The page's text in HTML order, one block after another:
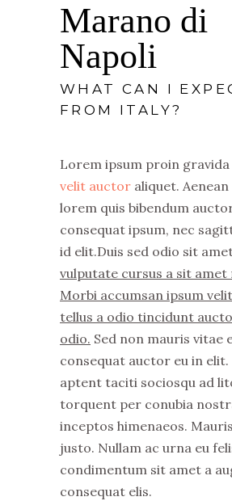
Marano di
Napoli
WHAT CAN I
FROM ITALY?
Lorem ipsum proin gravida
velit auctor aliquet.
lorem quis bibendum
consequat ipsum, nec
id elit.Duis sed odio sit
vulputate cursus a sit amet
Morbi accumsan ipsum
tellus a odio tincidunt
odio. Sed non mauris vitae
consequat auctor eu in elit.
aptent taciti sociosqu ad
torquent per conubia
inceptos himenaeos.
justo. Nullam ac urna eu
condimentum sit amet a
consequat elis.